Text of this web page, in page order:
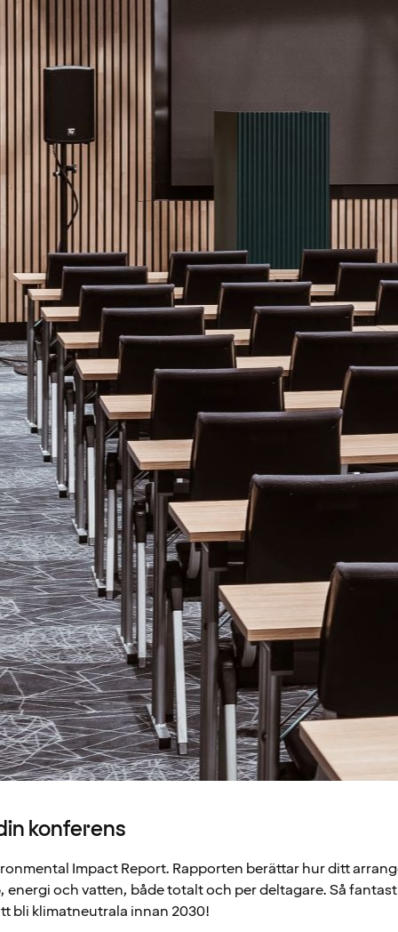
konferens
Impact Report. Rapporten berättar hur ditt
energi och vatten, både totalt och per deltagare. Så
bli klimatneutrala innan 2030!